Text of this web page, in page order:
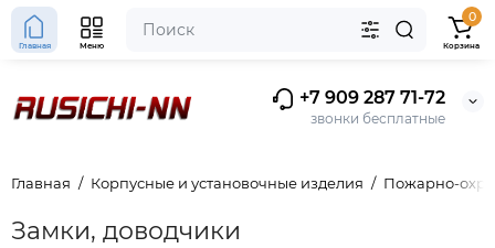
+7 909 287 71-72
звонки бесплатные
Главная Меню
0
Корзина
Главная Корпусные и установочные изделия Пожарно-
Замки, доводчики